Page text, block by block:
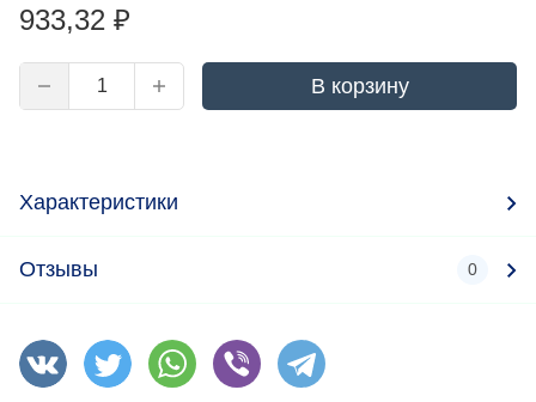
933,32 ₽
В корзину
Характеристики
Отзывы 0